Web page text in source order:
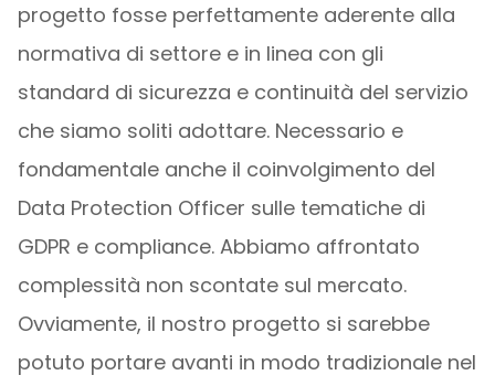
progetto fosse perfettamente aderente alla
normativa di settore e in linea con gli
standard di sicurezza e continuità del servizio
che siamo soliti adottare. Necessario e
fondamentale anche il coinvolgimento del
Data Protection Officer sulle tematiche di
GDPR e compliance. Abbiamo affrontato
complessità non scontate sul mercato.
Ovviamente, il nostro progetto si sarebbe
potuto portare avanti in modo tradizionale nel